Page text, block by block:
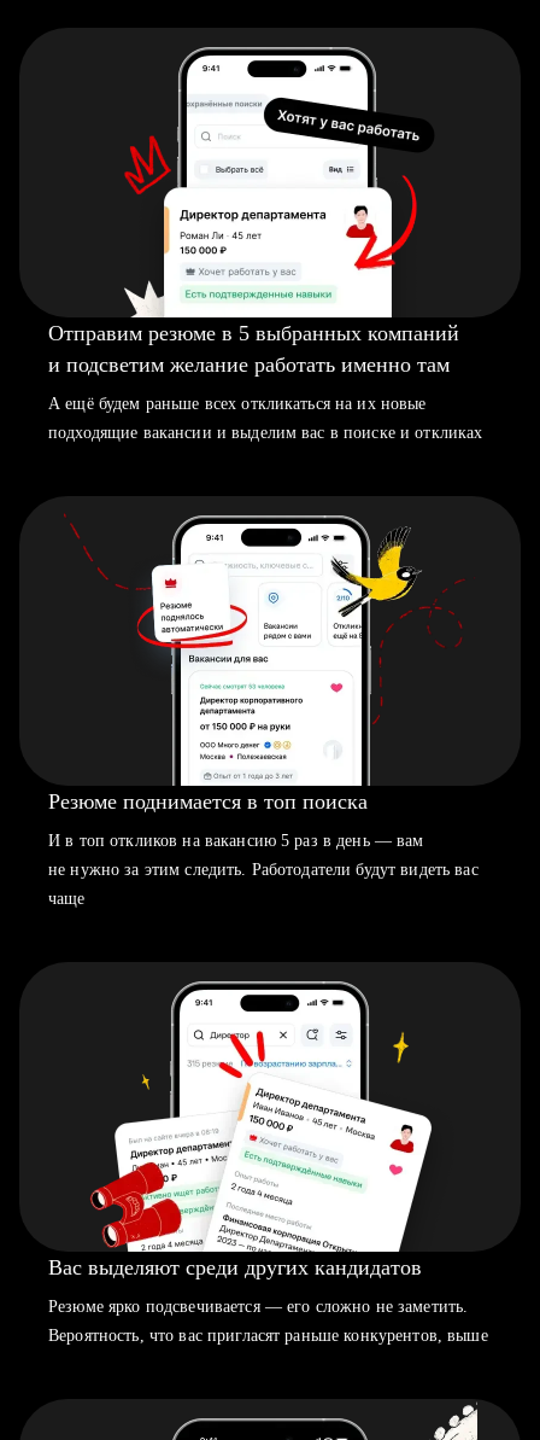
Отправим резюме в 5 выбранных компаний
и подсветим желание работать именно там
А ещё будем раньше всех откликаться на их новые
подходящие вакансии и выделим вас в поиске и откликах
Резюме поднимается в топ поиска
И в топ откликов на вакансию 5 раз в день — вам
не нужно за этим следить. Работодатели будут видеть вас
чаще
Вас выделяют среди других кандидатов
Резюме ярко подсвечивается — его сложно не заметить.
Вероятность, что вас пригласят раньше конкурентов, выше